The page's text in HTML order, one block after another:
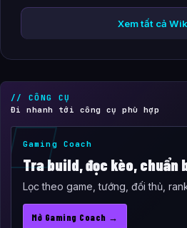
Xem tất cả
// CÔNG CỤ
Đi nhanh tới công cụ phù hợp
Gaming Coach
Tra build, đọc kèo, chuẩn
Lọc theo game, tướng, đối thủ,
Mở Gaming Coach →